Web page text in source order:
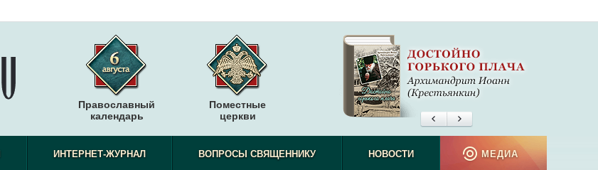
Поместные
церкви
Православный
календарь
ИНТЕРНЕТ-ЖУРНАЛ ВОПРОСЫ СВЯЩЕННИКУ НОВОСТИ МЕДИА